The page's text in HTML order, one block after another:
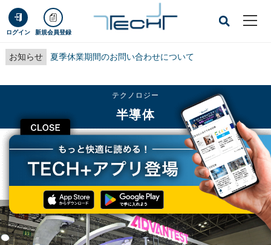
ログイン 新規会員登録
お知らせ 夏季休業期間のお問い合わせについて
CLOSE
テクノロジー
半導体
TECH+ テクノロジー
半導体
アドバンテスト、新製品のSoCテスト用モジュールを紹介- SEMICON Japan